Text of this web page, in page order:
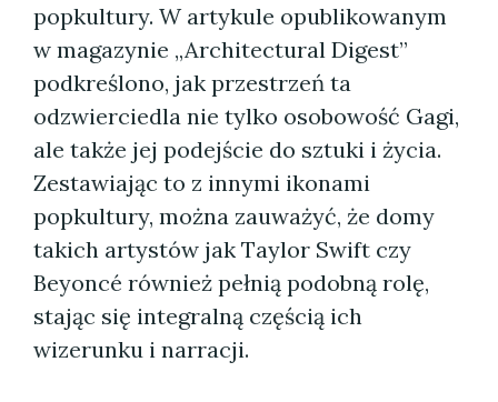
popkultury. W artykule opublikowanym
w magazynie „Architectural Digest”
podkreślono, jak przestrzeń ta
odzwierciedla nie tylko osobowość Gagi,
ale także jej podejście do sztuki i życia.
Zestawiając to z innymi ikonami
popkultury, można zauważyć, że domy
takich artystów jak Taylor Swift czy
Beyoncé również pełnią podobną rolę,
stając się integralną częścią ich
wizerunku i narracji.